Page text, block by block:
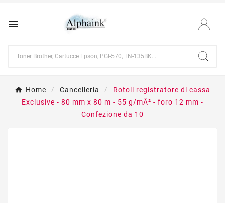

Home Cancelleria
Rotoli registratore di cassa
Exclusive - 80 mm x 80 m - 55 g/mÂ² - foro 12 mm -
Confezione da 10